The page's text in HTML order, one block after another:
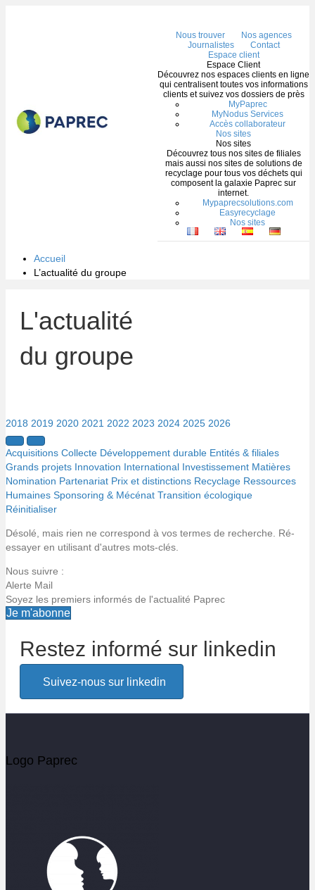
Nous trouver
Nos agences
Journalistes
Contact
Espace client
Espace Client
Découvrez nos espaces clients en ligne
qui centralisent toutes vos informations
clients et suivez vos dossiers de près
MyPaprec
MyNodus Services
Accès collaborateur
Nos sites
Nos sites
Découvrez tous nos sites de filiales
mais aussi nos sites de solutions de
recyclage pour tous vos déchets qui
composent la galaxie Paprec sur
internet.
Mypaprecsolutions.com
Easyrecyclage
Nos sites
Accueil
L’actualité du groupe
L'actualité
du groupe
2018 2019 2020 2021 2022 2023 2024 2025 2026
Acquisitions Collecte Développement durable Entités & filiales
Grands projets Innovation International Investissement Matières
Nomination Partenariat Prix et distinctions Recyclage Ressources
Humaines Sponsoring & Mécénat Transition écologique
Réinitialiser
Désolé, mais rien ne correspond à vos termes de recherche. Ré-
essayer en utilisant d'autres mots-clés.
Nous suivre :
Alerte Mail
Soyez les premiers informés de l'actualité Paprec
Je m'abonne
Alerte email
Votre email
Restez informé sur linkedin
Suivez-nous sur linkedin
Logo Paprec